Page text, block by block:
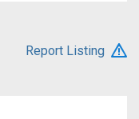
Report Listing